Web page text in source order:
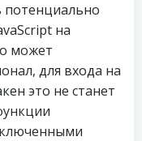
потенциально
на
может
для входа на
это не станет